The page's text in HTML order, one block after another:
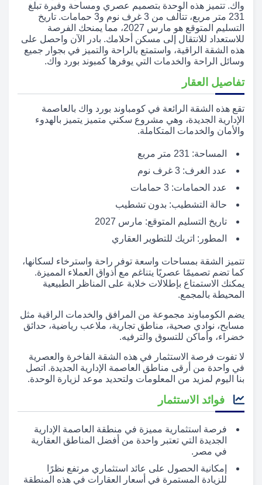
واك. تتميز هذه الوحدة بتصميم عصري ومساحة وفيرة تبلغ
231 متر مربع، تتألف من 3 غرف نوم و3 حمامات. تاريخ
التسليم المتوقع هو مارس 2027، مما يمنحك الفرصة
للاستعداد للانتقال إلى مسكن أحلامك. بادر الآن واحصل على
هذه الشقة الراقية، واستمتع بالراحة والتميز في بجوار جميع
وسائل الراحة والخدمات التي يوفرها كمبوند بورد واك.
تفاصيل العقار
تقع هذه الشقة الرائعة في كومباوند بورد واك بالعاصمة
الإدارية الجديدة، وهي مشروع سكني متميز يتميز بالهدوء
والأمان والخدمات المتكاملة.
المساحة: 231 متر مربع
عدد الغرف: 3 غرف نوم
عدد الحمامات: 3 حمامات
حالة التشطيب: بدون تشطيب
تاريخ التسليم المتوقع: مارس 2027
المطور: اتريك للتطوير العقاري
تتميز الشقة بمساحات واسعة توفر راحة واسترخاء لسكانها،
كما تضم تصميمًا عصريًا يتناغم مع أذواق العملاء المميزة.
يمكنك الاستمتاع بإطلالات خلابة على المناظر الطبيعية
المحيطة بالمجمع.
يضم الكومباوند مجموعة من المرافق والخدمات الراقية مثل
مسابح، نوادي صحية، مناطق تجارية، ملاعب رياضية، حدائق
خضراء، وأماكن للتسوق والترفيه.
لا تفوت فرصة الاستثمار في هذه الشقة الفاخرة والعصرية
في واحدة من أرقى مناطق العاصمة الإدارية الجديدة. اتصل
بنا اليوم لمزيد من المعلومات ولتحديد موعد لزيارة الوحدة.
فوائد الاستثمار
فرصة استثمارية مميزة في منطقة العاصمة الإدارية
الجديدة التي تعتبر واحدة من أفضل المناطق العقارية
في مصر.
إمكانية الحصول على عائد استثماري مرتفع نظرًا
للزيادة المستمرة في أسعار العقارات في هذه المنطقة